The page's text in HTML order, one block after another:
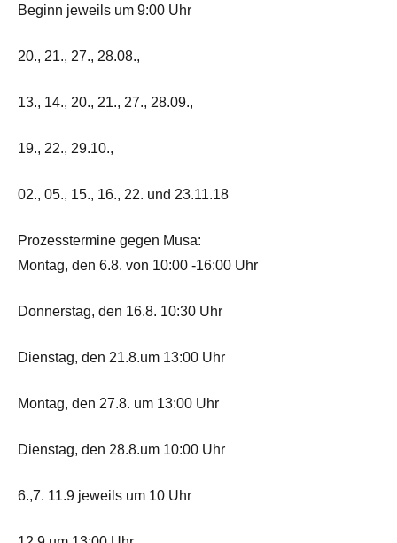
Beginn jeweils um 9:00 Uhr
20., 21., 27., 28.08.,
13., 14., 20., 21., 27., 28.09.,
19., 22., 29.10.,
02., 05., 15., 16., 22. und 23.11.18
Prozesstermine gegen Musa:
Montag, den 6.8. von 10:00 -16:00 Uhr
Donnerstag, den 16.8. 10:30 Uhr
Dienstag, den 21.8.um 13:00 Uhr
Montag, den 27.8. um 13:00 Uhr
Dienstag, den 28.8.um 10:00 Uhr
6.,7. 11.9 jeweils um 10 Uhr